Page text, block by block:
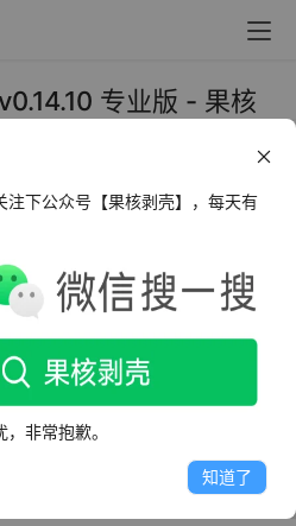
专业版 - 果核
办公开发
，并已由人工审核
，精准记录节日、纪念日等，
化时间管理。支持倒数日、正
重要日子不再错过。
注下公众号【果核剥壳】，每天有
非常抱歉。
知道了